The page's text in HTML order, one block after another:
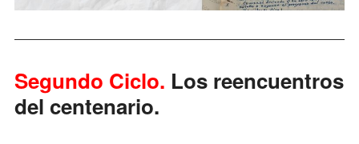
Segundo Ciclo. Los reencuentros
del centenario.